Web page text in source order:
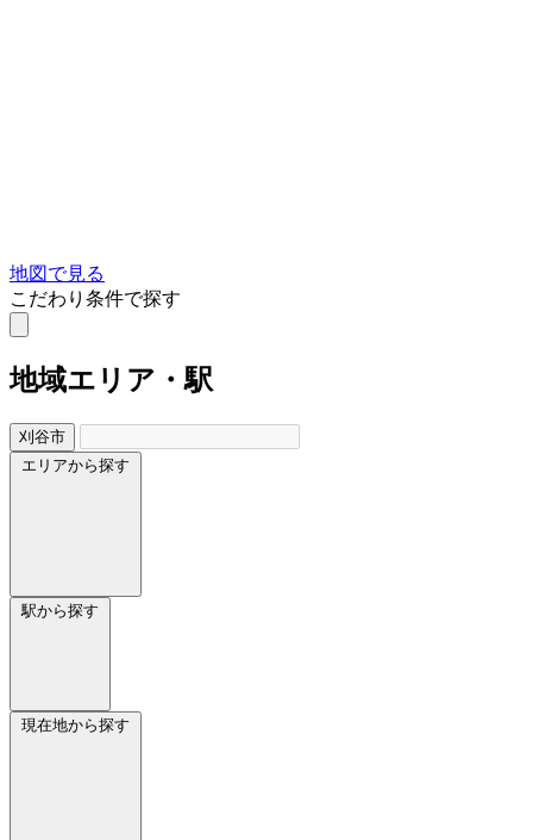
地図で見る
こだわり条件で探す
地域エリア・駅
刈谷市
エリアから探す
駅から探す
現在地から探す